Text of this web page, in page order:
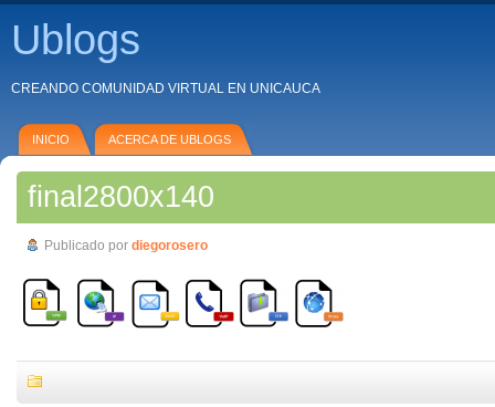
Ublogs
CREANDO COMUNIDAD VIRTUAL EN UNICAUCA
INICIO ACERCA DE UBLOGS
final2800x140
Publicado por diegorosero